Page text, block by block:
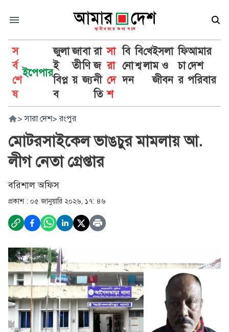
স
র্ব
শে
ষ
ইপেপার
জুলা
ই
বিপ্ল
ব
জা
তী
য়
বা
ণি
জ্য
রা
জ
নী
তি
সা
রা
দে
শ
বি
নো
দন
বি
শ্ব
খে
লা
ইসলা
ম ও
জীবন
ফি
চা
র
আমার
দেশ
পরিবার
> সারা দেশ> রংপুর
মোটরসাইকেল ভাঙচুর মামলায় আ.
লীগ নেতা গ্রেপ্তার
বরিশাল অফিস
প্রকাশ : ০৫ জানুয়ারি ২০২৬, ১৭: ৪৬